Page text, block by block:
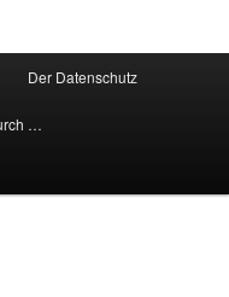
Der Datenschutz
…